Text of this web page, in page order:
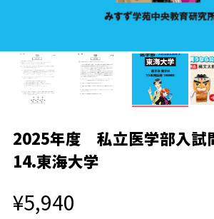
2025年度 私立医学部入試
14.東海大学
¥5,940